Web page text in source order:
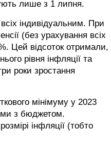
лише з 1 липня.
індивідуальним. При
(без урахування всіх
Цей відсоток отримали,
рівня інфляції та
роки зростання
мінімуму у 2023
з бюджетом.
інфляції (тобто